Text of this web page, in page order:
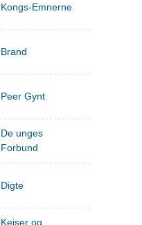
Kongs-Emnerne
Brand
Peer Gynt
De unges
Forbund
Digte
Kejser og